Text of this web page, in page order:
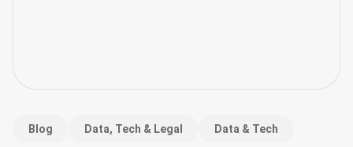
Blog Data, Tech & Legal Data & Tech